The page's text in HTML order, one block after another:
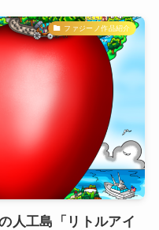
ファジーノ作品紹介
人工島「リトルアイ